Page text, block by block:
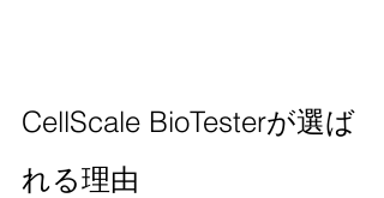
CellScale BioTesterが選ば
れる理由